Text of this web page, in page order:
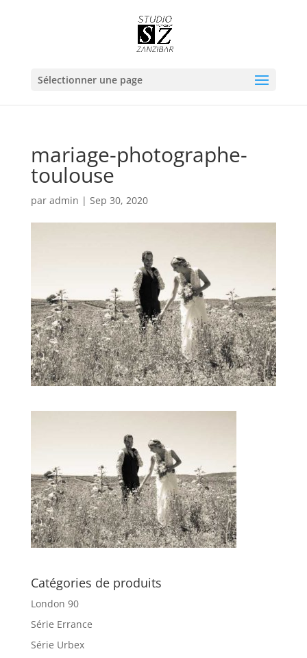
Sélectionner une page
mariage-photographe-
toulouse
par admin | Sep 30, 2020
Catégories de produits
London 90
Série Errance
Série Urbex